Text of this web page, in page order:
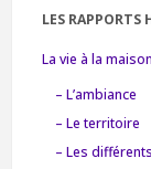
LES RAPPORTS
La vie à la maison
– L’ambiance
– Le territoire
– Les